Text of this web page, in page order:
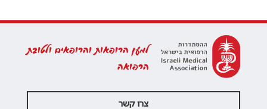
למען הרופאות והרופאים ולטובת
הרפואה
צרו קשר